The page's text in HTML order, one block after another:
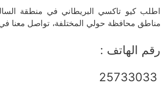
اطلب كيو تاكسي البريطاني في منطقة
مناطق محافظة حولي المختلفة، تواصل
رقم الهاتف :